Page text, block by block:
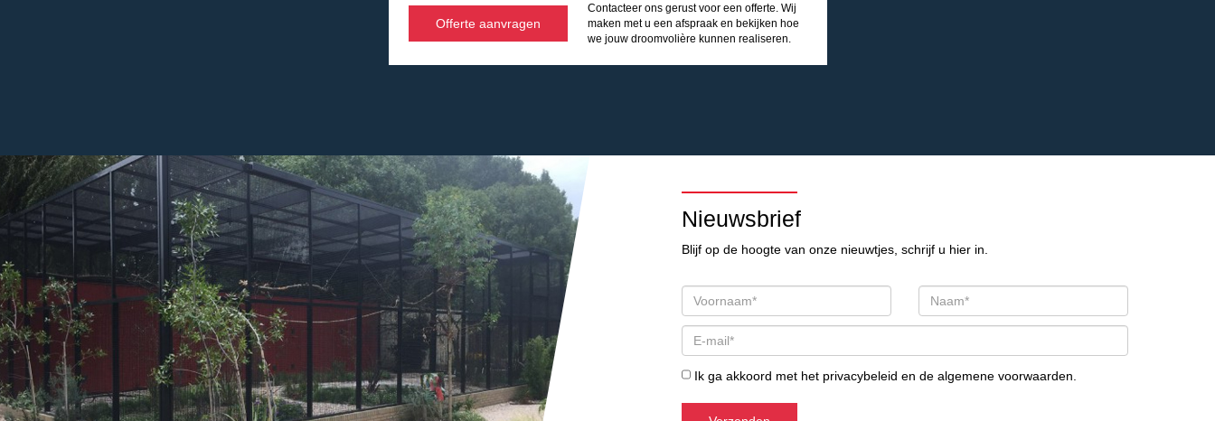
Offerte aanvragen
Contacteer ons gerust voor een offerte. Wij
maken met u een afspraak en bekijken hoe
we jouw droomvolière kunnen realiseren.
Nieuwsbrief
Blijf op de hoogte van onze nieuwtjes, schrijf u hier in.
Ik ga akkoord met het privacybeleid en dealgemene voorwaarden